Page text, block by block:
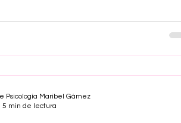
Psicología Maribel Gámez
5 min de lectura